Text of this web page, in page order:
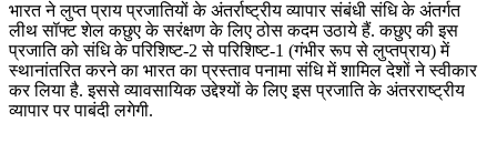
भारत ने लुप्त प्राय प्रजातियों के अंतर्राष्ट्रीय व्यापार संबंधी संधि के अंतर्गत
लीथ सॉफ्ट शेल कछुए के सरंक्षण के लिए ठोस कदम उठाये हैं. कछुए की इस
प्रजाति को संधि के परिशिष्ट-2 से परिशिष्ट-1 (गंभीर रूप से लुप्तप्राय) में
स्थानांतरित करने का भारत का प्रस्ताव पनामा संधि में शामिल देशों ने स्वीकार
कर लिया है. इससे व्यावसायिक उद्देश्यों के लिए इस प्रजाति के अंतरराष्ट्रीय
व्यापार पर पाबंदी लगेगी.